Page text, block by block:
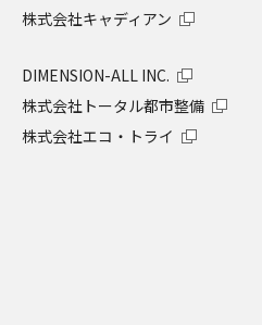
株式会社キャディアン
DIMENSION-ALL INC.
株式会社トータル都市整備
株式会社エコ・トライ